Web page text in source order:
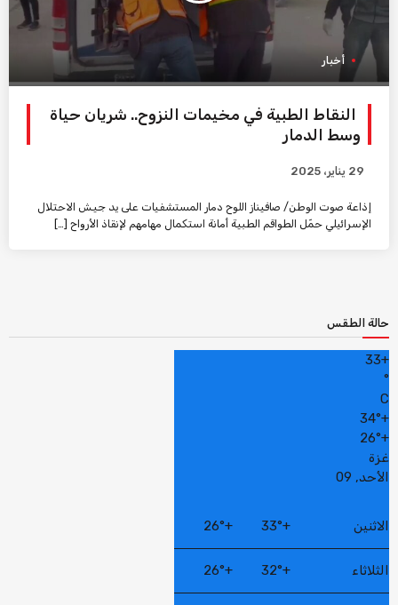
أخبار
النقاط الطبية في مخيمات النزوح.. شريان حياة
وسط الدمار
29 يناير، 2025
إذاعة صوت الوطن/ صافيناز اللوح دمار المستشفيات على يد جيش الاحتلال
الإسرائيلي حمّل الطواقم الطبية أمانة استكمال مهامهم لإنقاذ الأرواح […]
حالة الطقس
+
33
°
C
+
34°
+
26°
غزة
الأحد, 09
الاثنين +
33°
+
26°
الثلاثاء +
32°
+
26°